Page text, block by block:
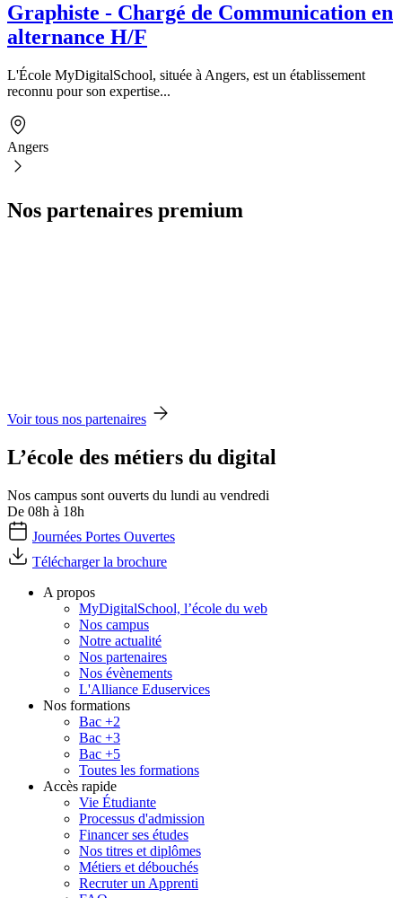
Graphiste - Chargé de Communication en
alternance H/F
L'École MyDigitalSchool, située à Angers, est un établissement
reconnu pour son expertise...
Angers
Nos partenaires premium
Voir tous nos partenaires
L’école des métiers du digital
Nos campus sont ouverts du lundi au vendredi
De 08h à 18h
Journées Portes Ouvertes
Télécharger la brochure
A propos
MyDigitalSchool, l’école du web
Nos campus
Notre actualité
Nos partenaires
Nos évènements
L'Alliance Eduservices
Nos formations
Bac +2
Bac +3
Bac +5
Toutes les formations
Accès rapide
Vie Étudiante
Processus d'admission
Financer ses études
Nos titres et diplômes
Métiers et débouchés
Recruter un Apprenti